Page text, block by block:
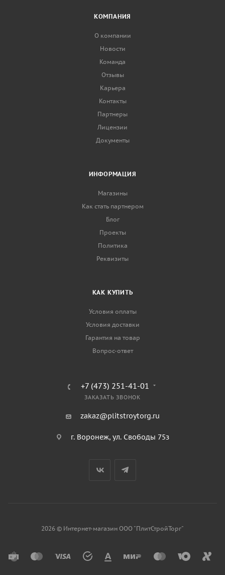
КОМПАНИЯ
О компании
Новости
Команда
Отзывы
Карьера
Контакты
Партнеры
Лицензии
Документы
ИНФОРМАЦИЯ
Магазины
Как стать партнером
Блог
Проекты
Политика
Реквизиты
КАК КУПИТЬ
Условия оплаты
Условия доставки
Гарантия на товар
Вопрос-ответ
+7 (473) 251-41-01
ЗАКАЗАТЬ ЗВОНОК
zakaz@plitstroytorg.ru
г. Воронеж, ул. Свободы 75з
2026 © Интернет-магазин ООО "ПлитСтройТорг"